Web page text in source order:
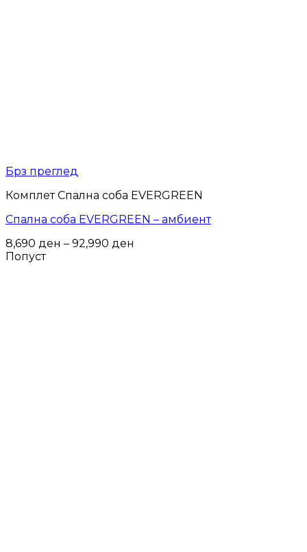
Брз преглед
Комплет Спална соба EVERGREEN
Спална соба EVERGREEN – амбиент
8,690 ден – 92,990 ден
Попуст